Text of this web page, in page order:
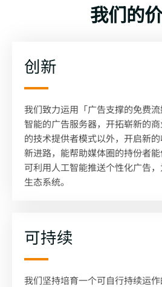
我们的
创新
我们致力运用「广告支撑的免费
智能的广告服务器，开拓崭新的
的技术提供者模式以外，开启新
新进路，能帮助媒体圈的持份者
可利用人工智能推送个性化广告
生态系统。
可持续
我们坚持培育一个可自行持续运